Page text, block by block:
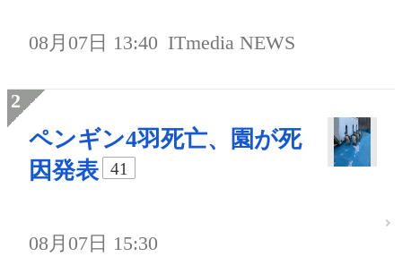
08月07日 13:40 ITmedia NEWS
ペンギン4羽死亡、園が死
因発表
41
08月07日 15:30